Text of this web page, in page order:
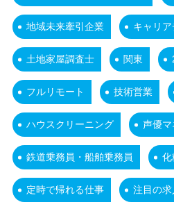
地域未来牽引企業 キャリ
土地家屋調査士 関東
フルリモート 技術営業
ハウスクリーニング 声優マ
鉄道乗務員・船舶乗務員 化
定時で帰れる仕事 注目の求